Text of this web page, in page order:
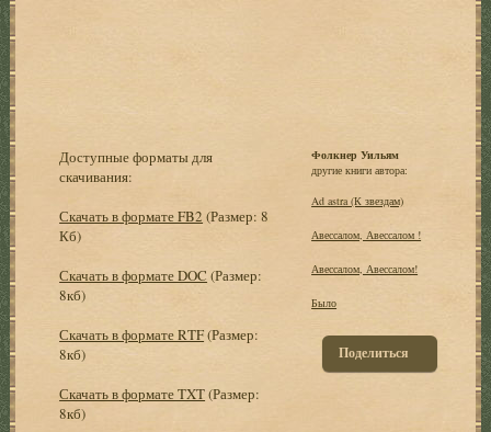
Доступные форматы для
скачивания:
Скачать в формате FB2 (Размер: 8
Кб)
Скачать в формате DOC (Размер:
8кб)
Скачать в формате RTF(Размер:
8кб)
Скачать в формате TXT(Размер:
8кб)
Фолкнер Уильям
другие книги автора:
Ad astra (К звездам)
Авессалом, Авессалом !
Авессалом, Авессалом!
Было
Поделиться